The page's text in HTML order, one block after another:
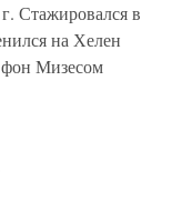
Стажировался в
на Хелен
Мизесом